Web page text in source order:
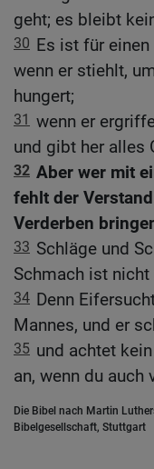
geht; es bleibt
30 Es ist für
wenn er stiehlt,
hungert;
31 wenn er
und gibt her alles
32 Aber wer mit
fehlt der
Verderben
33 Schläge und
Schmach ist nicht
34 Denn
Mannes, und er
35 und achtet
an, wenn du
Die Bibel nach Martin
Bibelgesellschaft, Stuttgart